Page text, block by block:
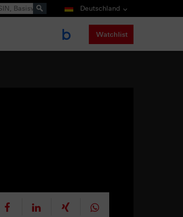
Deutschland
Watchlist
mitteilen